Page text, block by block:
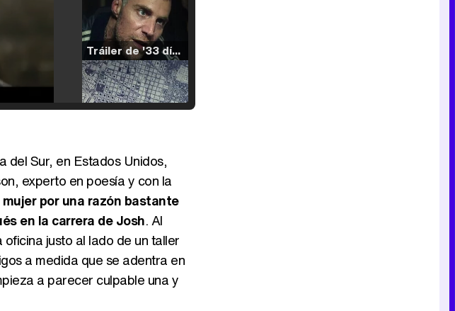
Tráiler de '33 días', la nueva serie de Atresplayer con Julián Villagrán y José Manuel Poga
del Sur, en Estados Unidos,
experto en poesía y con la
por una razón bastante
en la carrera de Josh. Al
justo al lado de un taller
a medida que se adentra en
a parecer culpable una y